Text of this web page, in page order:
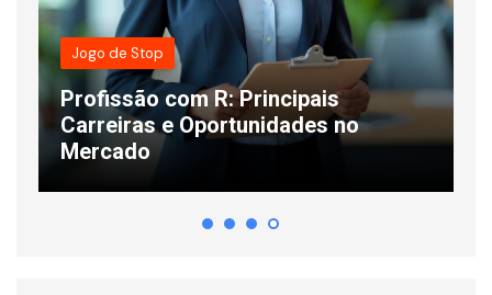
Jogo de Stop
Profissão com R: Principais
Carreiras e Oportunidades no
Mercado